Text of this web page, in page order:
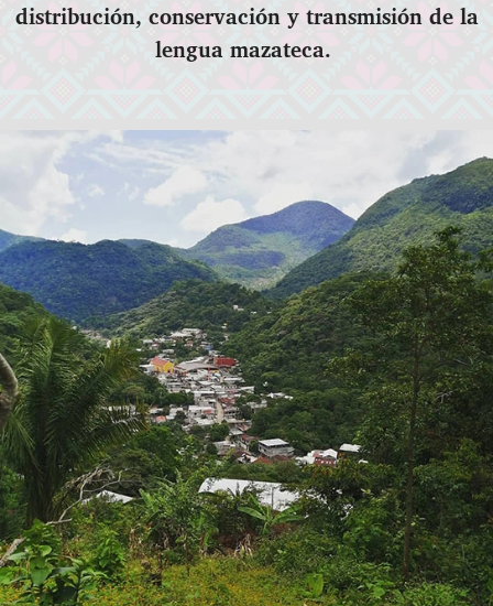
distribución, conservación y transmisión de la
lengua mazateca.